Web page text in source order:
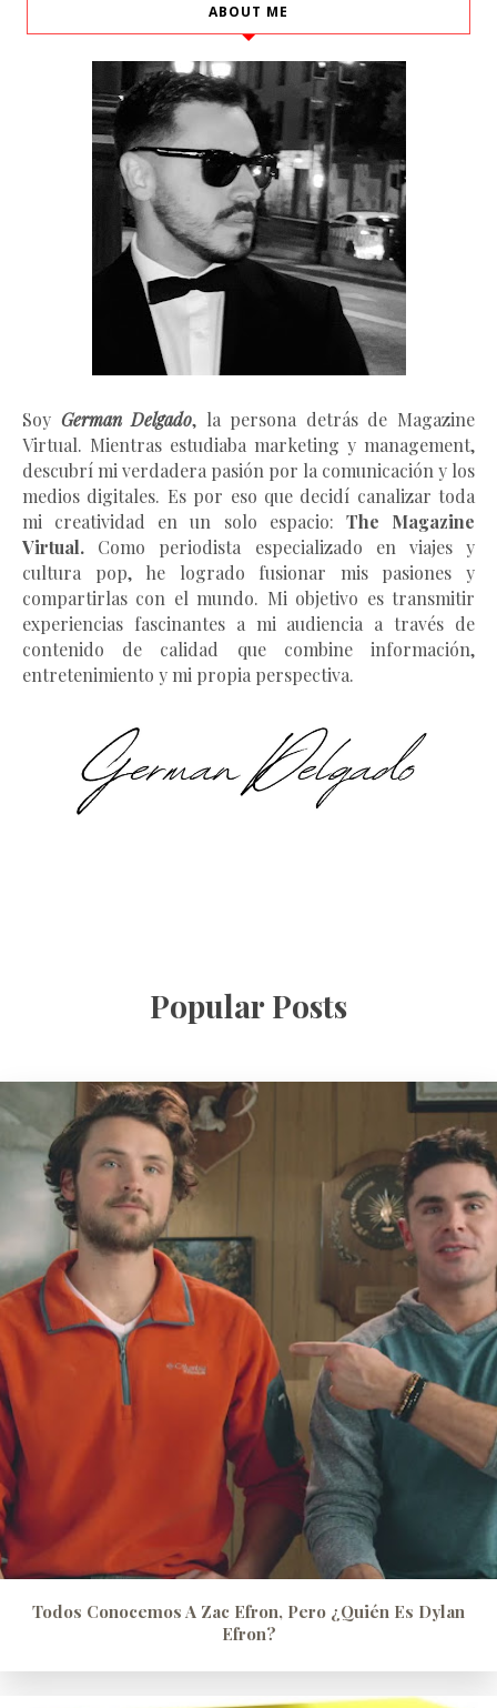
ABOUT ME
Soy German Delgado, la persona detrás de Magazine
Virtual. Mientras estudiaba marketing y management,
descubrí mi verdadera pasión por la comunicación y los
medios digitales. Es por eso que decidí canalizar toda
mi creatividad en un solo espacio: The Magazine
Virtual. Como periodista especializado en viajes y
cultura pop, he logrado fusionar mis pasiones y
compartirlas con el mundo. Mi objetivo es transmitir
experiencias fascinantes a mi audiencia a través de
contenido de calidad que combine información,
entretenimiento y mi propia perspectiva.
Popular Posts
Todos Conocemos A Zac Efron, Pero ¿quién Es Dylan
Efron?